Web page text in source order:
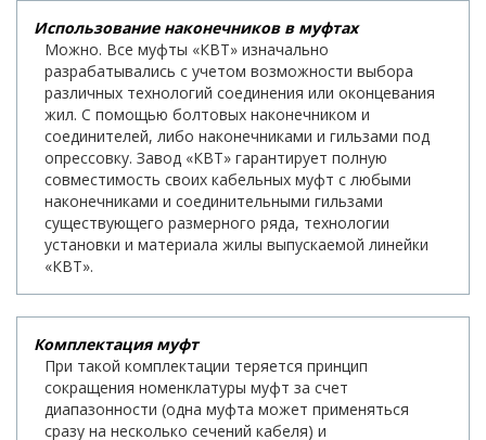
Использование наконечников в муфтах
Можно. Все муфты «КВТ» изначально
разрабатывались с учетом возможности выбора
различных технологий соединения или оконцевания
жил. С помощью болтовых наконечником и
соединителей, либо наконечниками и гильзами под
опрессовку. Завод «КВТ» гарантирует полную
совместимость своих кабельных муфт с любыми
наконечниками и соединительными гильзами
существующего размерного ряда, технологии
установки и материала жилы выпускаемой линейки
«КВТ».
Комплектация муфт
При такой комплектации теряется принцип
сокращения номенклатуры муфт за счет
диапазонности (одна муфта может применяться
сразу на несколько сечений кабеля) и